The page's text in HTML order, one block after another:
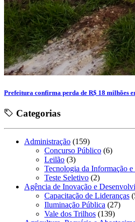
Prefeitura confirma perda de R$ 18 milhões
Categorias
Administração (159)
Concurso Público (6)
Leilão (3)
Tecnologia da Informação
Teste Seletivo (2)
Agência de Inovação e
Capacitação de Lideranças
Iluminação Pública (27)
Vale dos Trilhos (139)